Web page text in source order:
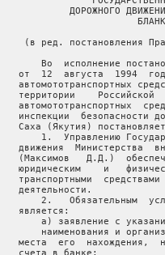
ДОРОЖНОГО
(в ред. постановления
Во  исполнение
от  12  августа  1994
автомототранспортных
территории    Российской
автомототранспортных
инспекции  безопасности
Саха (Якутия)
1.  Управлению
движения  Министерства
(Максимов   Д.Д.)
юридическим    и
транспортными
   деятельности.
2.   Обязательным
   является:
а) заявление с
наименования и
места  его  нахождения,
   счета в банке;